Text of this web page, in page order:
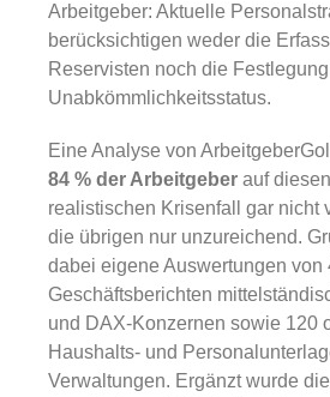
Arbeitgeber: Aktuelle
berücksichtigen weder die
Reservisten noch die
Unabkömmlichkeitsstatus.
Eine Analyse von
84 % der Arbeitgeberauf
realistischen Krisenfall gar nicht
die übrigen nur unzureichend.
dabei eigene Auswertungen von
Geschäftsberichten
und DAX-Konzernen sowie 120
Haushalts- und
Verwaltungen. Ergänzt wurde